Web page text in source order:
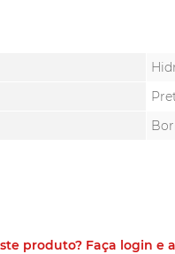
produto? Faça login e